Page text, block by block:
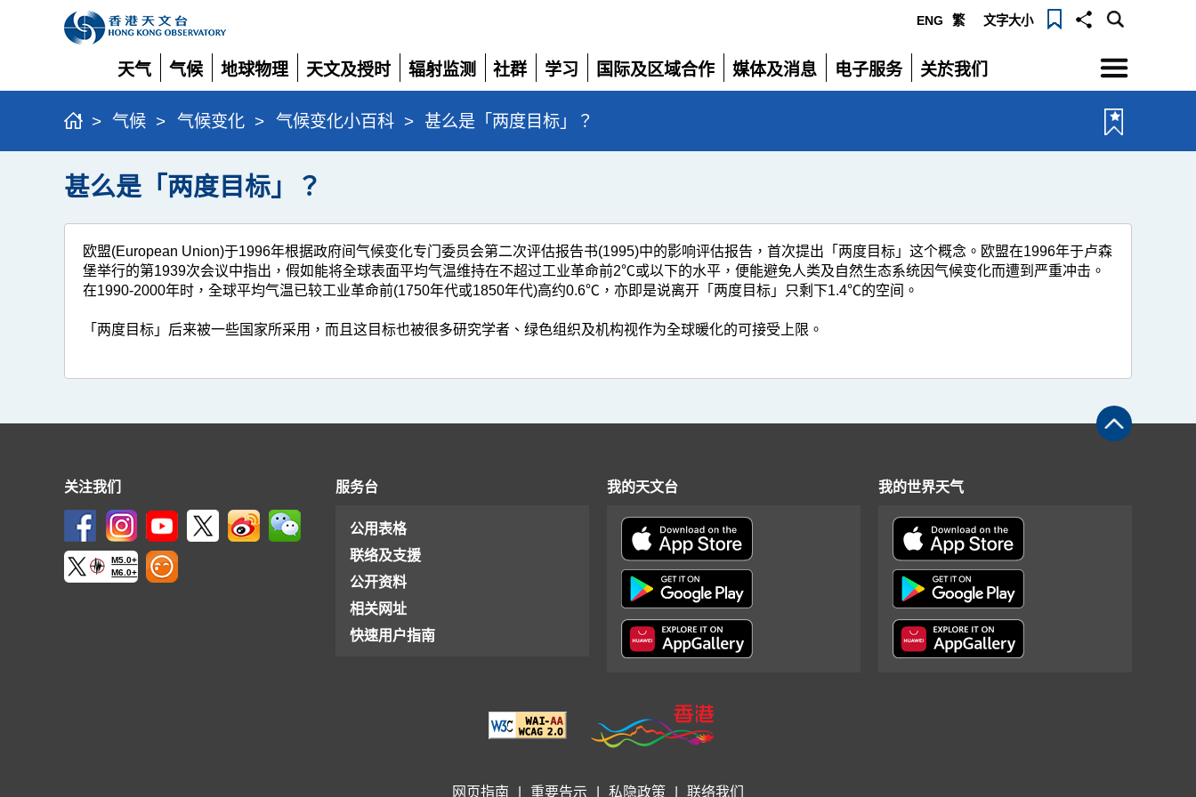
ENG 繁 文字大小
天气
展
开
气候
展
开
地球物理
展
开
天文及授时
展
开
辐射监测
展
开
社群
展
开
学习
展
开
国际及区域合作
展
媒体及消息
展
电子服务
展
关於我们
展
选
单
> 气候 > 气候变化 > 气候变化小百科 > 甚么是「两度目标」？
甚么是「两度目标」？
欧盟(European Union)于1996年根据政府间气候变化专门委员会第二次评估报告书(1995)中的影响评估报告，首次提出「两度目标」这个概念。欧盟在1996年于卢森
堡举行的第1939次会议中指出，假如能将全球表面平均气温维持在不超过工业革命前2℃或以下的水平，便能避免人类及自然生态系统因气候变化而遭到严重冲击。
在1990-2000年时，全球平均气温已较工业革命前(1750年代或1850年代)高约0.6℃，亦即是说离开「两度目标」只剩下1.4℃的空间。
「两度目标」后来被一些国家所采用，而且这目标也被很多研究学者、绿色组织及机构视作为全球暖化的可接受上限。
关注我们
M5.0+
M6.0+
服务台
公用表格
联络及支援
公开资料
相关网址
快速用户指南
我的天文台 我的世界天气
网页指南 重要告示 私隐政策 联络我们